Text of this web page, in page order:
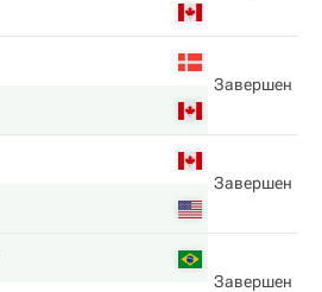
Завершен
Завершен
Завершен